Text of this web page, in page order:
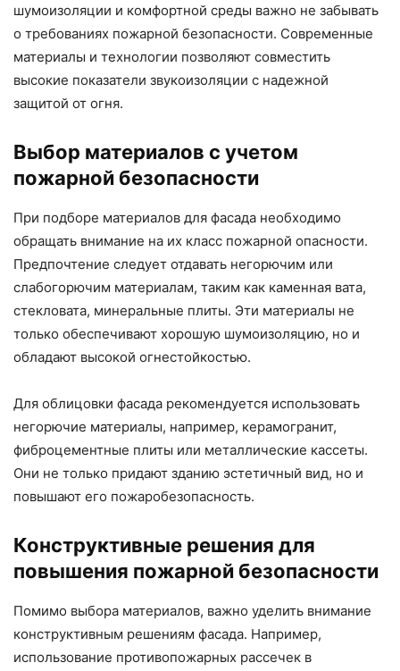
шумоизоляции и комфортной среды важно не забывать
о требованиях пожарной безопасности. Современные
материалы и технологии позволяют совместить
высокие показатели звукоизоляции с надежной
защитой от огня.
Выбор материалов с учетом
пожарной безопасности
При подборе материалов для фасада необходимо
обращать внимание на их класс пожарной опасности.
Предпочтение следует отдавать негорючим или
слабогорючим материалам, таким как каменная вата,
стекловата, минеральные плиты. Эти материалы не
только обеспечивают хорошую шумоизоляцию, но и
обладают высокой огнестойкостью.
Для облицовки фасада рекомендуется использовать
негорючие материалы, например, керамогранит,
фиброцементные плиты или металлические кассеты.
Они не только придают зданию эстетичный вид, но и
повышают его пожаробезопасность.
Конструктивные решения для
повышения пожарной безопасности
Помимо выбора материалов, важно уделить внимание
конструктивным решениям фасада. Например,
использование противопожарных рассечек в